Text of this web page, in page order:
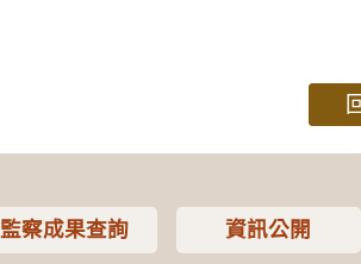
監察成果查詢 資訊公開